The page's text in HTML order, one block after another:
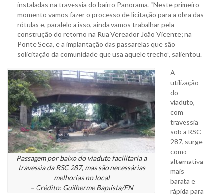
instaladas na travessia do bairro Panorama. “Neste primeiro
momento vamos fazer o processo de licitação para a obra das
rótulas e, paralelo a isso, ainda vamos trabalhar pela
construção do retorno na Rua Vereador João Vicente; na
Ponte Seca, e a implantação das passarelas que são
solicitação da comunidade que usa aquele trecho”, salientou.
Passagem por baixo do viaduto facilitaria a
travessia da RSC 287, mas são necessárias
melhorias no local
– Crédito: Guilherme Baptista/FN
A
utilização
do
viaduto,
com
travessia
sob a RSC
287, surge
como
alternativa
mais
barata e
rápida para